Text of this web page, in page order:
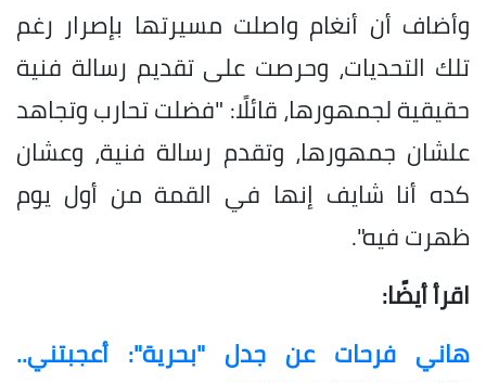
وأضاف أن أنغام واصلت مسيرتها بإصرار رغم
تلك التحديات، وحرصت على تقديم رسالة فنية
حقيقية لجمهورها، قائلًا: "فضلت تحارب وتجاهد
علشان جمهورها، وتقدم رسالة فنية، وعشان
كده أنا شايف إنها في القمة من أول يوم
ظهرت فيه".
اقرأ أيضًا:
هاني فرحات عن جدل "بحرية": أعجبتني..